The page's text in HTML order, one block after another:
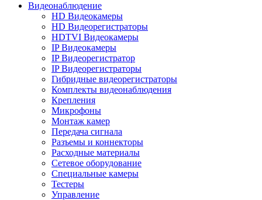
Видеонаблюдение
HD Видеокамеры
HD Видеорегистраторы
HDTVI Видеокамеры
IP Видеокамеры
IP Видеорегистратор
IP Видеорегистраторы
Гибридные видеорегистраторы
Комплекты видеонаблюдения
Крепления
Микрофоны
Монтаж камер
Передача сигнала
Разъемы и коннекторы
Расходные материалы
Сетевое оборудование
Специальные камеры
Тестеры
Управление